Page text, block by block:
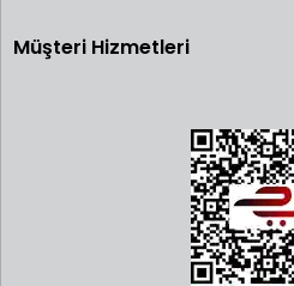
Müşteri Hizmetleri